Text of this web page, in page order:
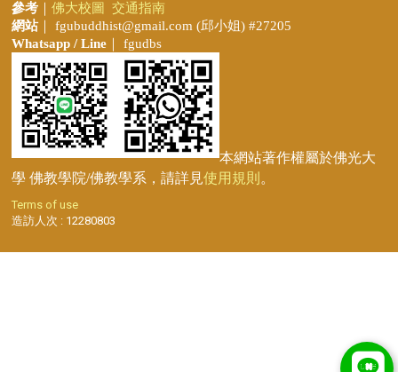
參考
佛大校圖
交通指南
網站｜ fgubuddhist@gmail.com (邱小姐) #27205
Whatsapp / Line ｜ fgudbs
本網站著作權屬於佛光大
學 佛教學院/佛教學系，請詳見使用規則 。
Terms of use
造訪人次 : 12280803